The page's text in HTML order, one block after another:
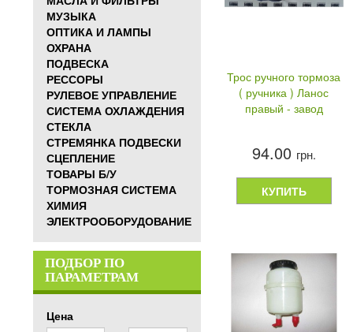
МУЗЫКА
ОПТИКА И ЛАМПЫ
ОХРАНА
ПОДВЕСКА
РЕССОРЫ
РУЛЕВОЕ УПРАВЛЕНИЕ
СИСТЕМА ОХЛАЖДЕНИЯ
СТЕКЛА
СТРЕМЯНКА ПОДВЕСКИ
СЦЕПЛЕНИЕ
ТОВАРЫ Б/У
ТОРМОЗНАЯ СИСТЕМА
ХИМИЯ
ЭЛЕКТРООБОРУДОВАНИЕ
ПОДБОР ПО
ПАРАМЕТРАМ
Цена
Трос ручного тормоза
( ручника ) Ланос
правый - завод
94.00 грн.
КУПИТЬ